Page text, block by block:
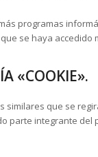
programas
se haya accedido
«COOKIE».
similares que se
parte integrante del